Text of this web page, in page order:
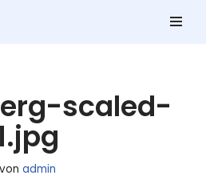
scaled-
von admin